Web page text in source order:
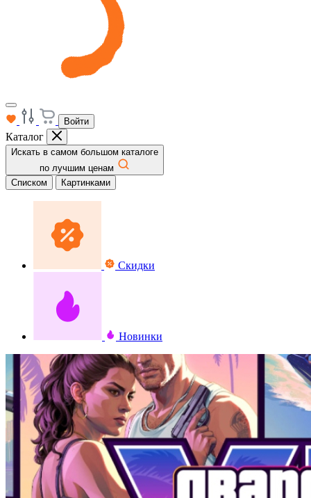
Войти
Каталог
Искать в самом большом каталоге
по лучшим ценам
Списком
Картинками
Скидки
Новинки